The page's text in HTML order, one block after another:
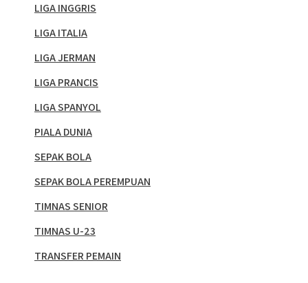
LIGA INGGRIS
LIGA ITALIA
LIGA JERMAN
LIGA PRANCIS
LIGA SPANYOL
PIALA DUNIA
SEPAK BOLA
SEPAK BOLA PEREMPUAN
TIMNAS SENIOR
TIMNAS U-23
TRANSFER PEMAIN